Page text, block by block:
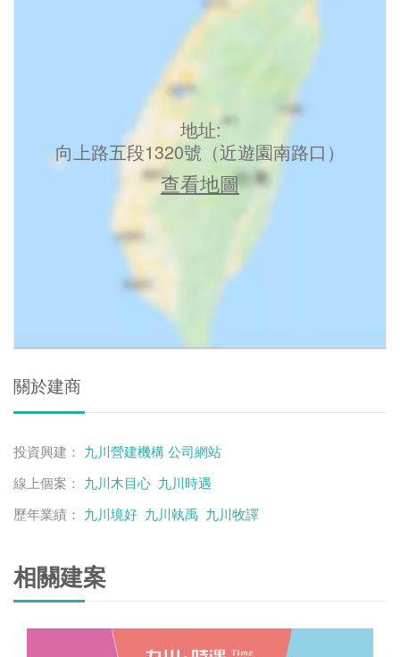
地址:
向上路五段1320號（近遊園南路口）
查看地圖
關於建商
投資興建： 九川營建機構公司網站
線上個案： 九川木目心 九川時遇
歷年業績： 九川境好 九川執禹 九川牧譯
相關建案